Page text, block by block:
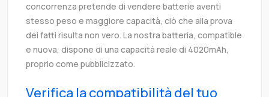
concorrenza pretende di vendere batterie aventi
stesso peso e maggiore capacità, ciò che alla prova
dei fatti risulta non vero. La nostra batteria, compatible
e nuova, dispone di una capacità reale di 4020mAh,
proprio come pubblicizzato.
Verifica la compatibilità del tuo